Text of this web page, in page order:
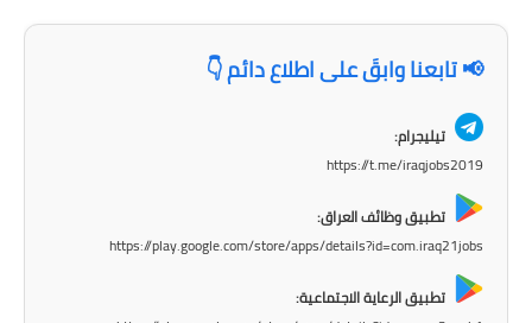
المرحلة الابتدائية
المرحلة المتوسطة
اخبار وقرارات وزارة التعليم
📢 تابعنا وابقَ على اطلاع دائم 👇
تيليجرام:
https://t.me/iraqjobs2019
تطبيق وظائف العراق:
https://play.google.com/store/apps/details?id=com.iraq21jobs
تطبيق الرعاية الاجتماعية: